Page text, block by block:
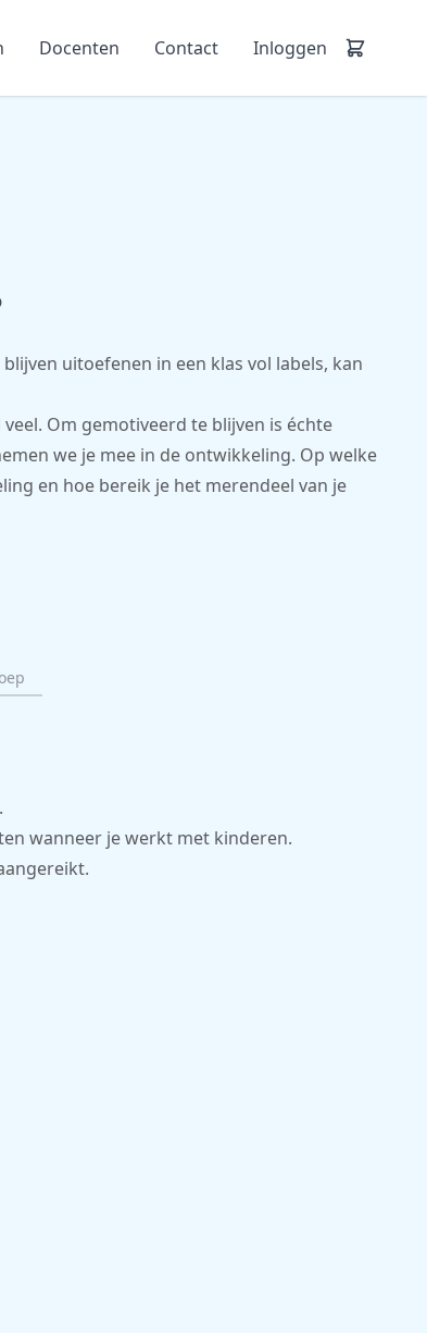
Docenten Contact Inloggen
uitoefenen in een klas vol labels, kan
Om gemotiveerd te blijven is échte
we je mee in de ontwikkeling. Op welke
en hoe bereik je het merendeel van je
wanneer je werkt met kinderen.